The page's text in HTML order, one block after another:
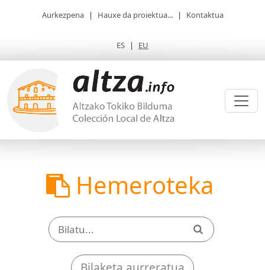
Aurkezpena | Hauxe da proiektua... | Kontaktua
ES | EU
Hemeroteka